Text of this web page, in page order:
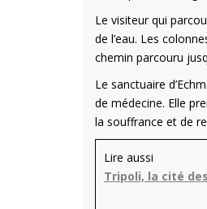
Le visiteur qui
de l’eau. Les
chemin parcouru
Le sanctuaire
de médecine. Elle
la souffrance et de
Lire aussi
Tripoli, la cité